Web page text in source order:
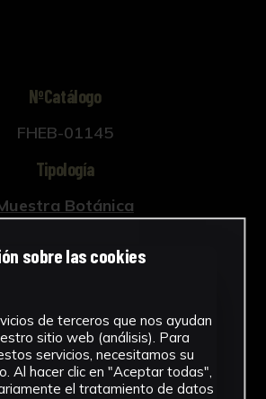
NºCatálogo
FHEB-01145
Tipología
Botánica
Fondo
Fondo Herbario
Inscripciones
sobre las cookies
de terceros que nos ayudan
sitio web (análisis). Para
servicios, necesitamos su
Al hacer clic en "Aceptar todas",
el tratamiento de datos